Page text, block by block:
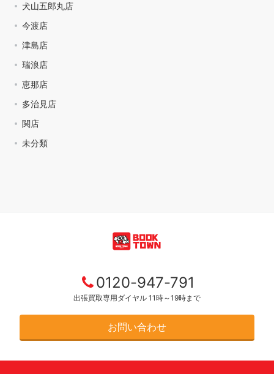
犬山五郎丸店
今渡店
津島店
瑞浪店
恵那店
多治見店
関店
未分類
0120-947-791
出張買取専用ダイヤル 11時～19時まで
お問い合わせ